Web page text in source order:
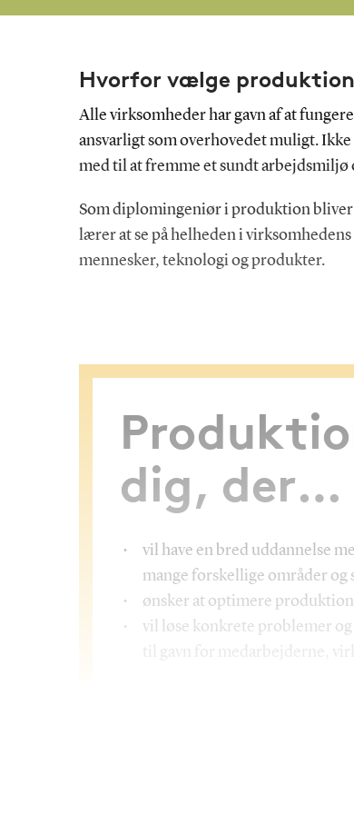
Hvorfor vælge
Alle virksomheder har gavn af at
ansvarligt som overhovedet muligt.
med til at fremme et sundt
Som diplomingeniør i produktion bliver
lærer at se på helheden i
mennesker, teknologi og produkter.
dig, der…
vil have en bred uddannelse
mange forskellige områder og
ønsker at optimere
vil løse konkrete problemer